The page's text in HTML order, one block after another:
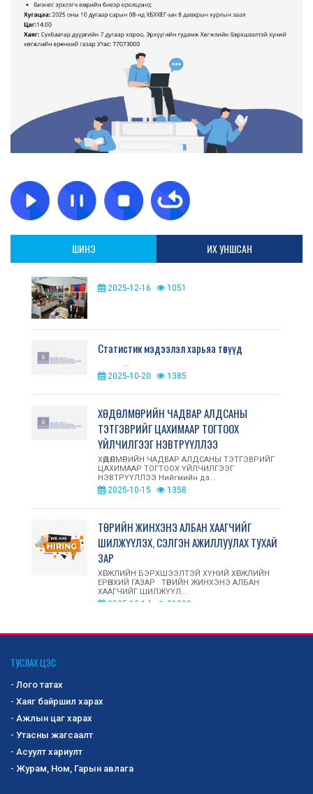
ШИНЭ ИХ УНШСАН
2025-12-16 1051
Статистик мэдээлэл харьяа төвүүд
...
2025-10-20 1385
ХӨДӨЛМӨРИЙН ЧАДВАР АЛДСАНЫ
ТЭТГЭВРИЙГ ЦАХИМААР ТОГТООХ
ҮЙЛЧИЛГЭЭГ НЭВТРҮҮЛЛЭЭ
ХӨДӨЛМӨРИЙН ЧАДВАР АЛДСАНЫ ТЭТГЭВРИЙГ
ЦАХИМААР ТОГТООХ ҮЙЛЧИЛГЭЭГ
НЭВТРҮҮЛЛЭЭ Нийгмийн да...
2025-10-15 1358
ТӨРИЙН ЖИНХЭНЭ АЛБАН ХААГЧИЙГ
ШИЛЖҮҮЛЭХ, СЭЛГЭН АЖИЛЛУУЛАХ ТУХАЙ
ЗАР
ХӨГЖЛИЙН БЭРХШЭЭЛТЭЙ ХҮНИЙ ХӨГЖЛИЙН
ЕРӨНХИЙ ГАЗАР ТӨРИЙН ЖИНХЭНЭ АЛБАН
ХААГЧИЙГ ШИЛЖҮҮЛ...
2025-10-14 21390
ҮЗЭСГЭЛЭН ХУДАЛДААНД ОРОЛЦУУЛАХ
БҮТЭЭГДЭХҮҮНИЙГ СОНГОН ШАЛГАРУУЛАХ ЗАР
Хөгжлийн бэрхшээлтэй иргэд, асран
бүтээгдэхүүнийг сонго...
ТУСЛАХ ЦЭС
- Лого татах
- Хаяг байршил харах
- Ажлын цаг харах
- Утасны жагсаалт
- Асуулт хариулт
- Журам, Ном, Гарын авлага